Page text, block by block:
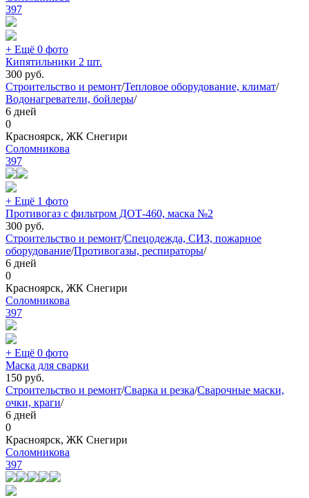
397
+ Ещё 0 фото
Кипятильники 2 шт.
300 руб.
Строительство и ремонт/Тепловое оборудование, климат/
Водонагреватели, бойлеры/
6 дней
0
Красноярск, ЖК Снегири
Соломникова
397
+ Ещё 1 фото
Противогаз с фильтром ДОТ-460, маска №2
300 руб.
Строительство и ремонт/Спецодежда, СИЗ, пожарное
оборудование/Противогазы, респираторы/
6 дней
0
Красноярск, ЖК Снегири
Соломникова
397
+ Ещё 0 фото
Маска для сварки
150 руб.
Строительство и ремонт/Сварка и резка/Сварочные маски,
очки, краги/
6 дней
0
Красноярск, ЖК Снегири
Соломникова
397